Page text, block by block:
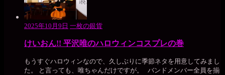
2025年10月9日 一枚の銀貨
けいおん!! 平沢唯のハロウィンコスプレの巻
もうすぐハロウィンなので、久しぶりに季節ネタを用意してみまし
た。 と言っても、唯ちゃんだけですが。 バンドメンバー全員を揃